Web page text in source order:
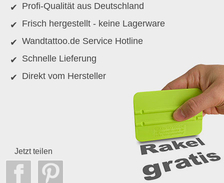
Profi-Qualität aus Deutschland
Frisch hergestellt - keine Lagerware
Wandtattoo.de Service Hotline
Schnelle Lieferung
Direkt vom Hersteller
Jetzt teilen